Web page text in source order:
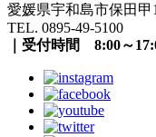
愛媛県宇和島市保田甲
TEL. 0895-49-5100
｜受付時間 8:00～